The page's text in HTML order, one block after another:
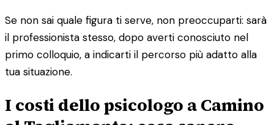
Se non sai quale figura ti serve, non preoccuparti: sarà
il professionista stesso, dopo averti conosciuto nel
primo colloquio, a indicarti il percorso più adatto alla
tua situazione.
I costi dello psicologo a Camino